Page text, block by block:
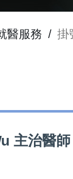
醫服務 / 掛
主治醫師